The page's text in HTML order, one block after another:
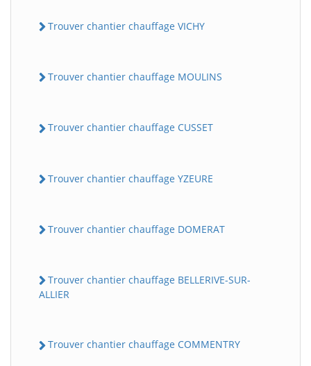
Trouver chantier chauffage VICHY
Trouver chantier chauffage MOULINS
Trouver chantier chauffage CUSSET
Trouver chantier chauffage YZEURE
Trouver chantier chauffage DOMERAT
Trouver chantier chauffage BELLERIVE-SUR-
ALLIER
Trouver chantier chauffage COMMENTRY